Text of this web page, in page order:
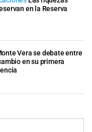
en la Reserva
Vera se debate entre
en su primera